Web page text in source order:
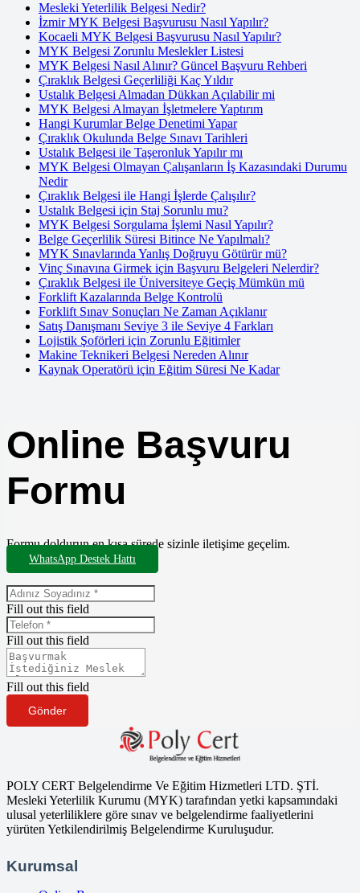
Mesleki Yeterlilik Belgesi Nedir?
İzmir MYK Belgesi Başvurusu Nasıl Yapılır?
Kocaeli MYK Belgesi Başvurusu Nasıl Yapılır?
MYK Belgesi Zorunlu Meslekler Listesi
MYK Belgesi Nasıl Alınır? Güncel Başvuru Rehberi
Çıraklık Belgesi Geçerliliği Kaç Yıldır
Ustalık Belgesi Almadan Dükkan Açılabilir mi
MYK Belgesi Almayan İşletmelere Yaptırım
Hangi Kurumlar Belge Denetimi Yapar
Çıraklık Okulunda Belge Sınavı Tarihleri
Ustalık Belgesi ile Taşeronluk Yapılır mı
MYK Belgesi Olmayan Çalışanların İş Kazasındaki Durumu
Nedir
Çıraklık Belgesi ile Hangi İşlerde Çalışılır?
Ustalık Belgesi için Staj Sorunlu mu?
MYK Belgesi Sorgulama İşlemi Nasıl Yapılır?
Belge Geçerlilik Süresi Bitince Ne Yapılmalı?
MYK Sınavlarında Yanlış Doğruyu Götürür mü?
Vinç Sınavına Girmek için Başvuru Belgeleri Nelerdir?
Çıraklık Belgesi ile Üniversiteye Geçiş Mümkün mü
Forklift Kazalarında Belge Kontrolü
Forklift Sınav Sonuçları Ne Zaman Açıklanır
Satış Danışmanı Seviye 3 ile Seviye 4 Farkları
Lojistik Şoförleri için Zorunlu Eğitimler
Makine Teknikeri Belgesi Nereden Alınır
Kaynak Operatörü için Eğitim Süresi Ne Kadar
Online Başvuru
Formu
Formu doldurun en kısa sürede sizinle iletişime geçelim.
WhatsApp Destek Hattı
Fill out this field
Fill out this field
Fill out this field
Gönder
POLY CERT Belgelendirme Ve Eğitim Hizmetleri LTD. ŞTİ.
Mesleki Yeterlilik Kurumu (MYK) tarafından yetki kapsamındaki
ulusal yeterliliklere göre sınav ve belgelendirme faaliyetlerini
yürüten Yetkilendirilmiş Belgelendirme Kuruluşudur.
Kurumsal